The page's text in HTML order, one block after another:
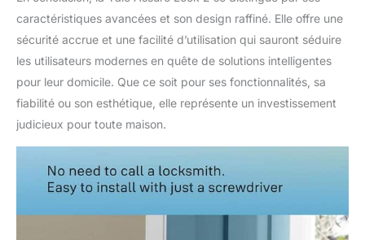
caractéristiques avancées et son design raffiné. Elle offre une
sécurité accrue et une facilité d’utilisation qui sauront séduire
les utilisateurs modernes en quête de solutions intelligentes
pour leur domicile. Que ce soit pour ses fonctionnalités, sa
fiabilité ou son esthétique, elle représente un investissement
judicieux pour toute maison.